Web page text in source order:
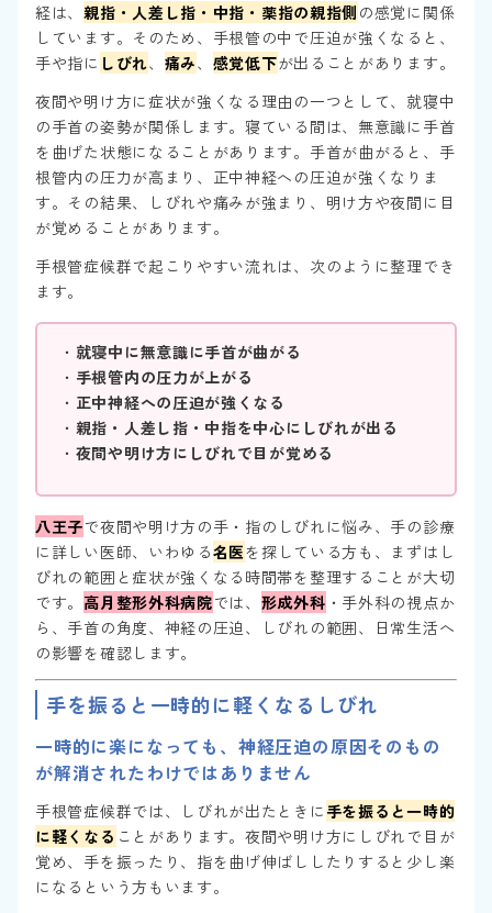
経は、親指・人差し指・中指・薬指の親指側 の感覚に関係
しています。そのため、手根管の中で圧迫が強くなると、
手や指に しびれ、 痛み、 感覚低下が出ることがあります。
夜間や明け方に症状が強くなる理由の一つとして、就寝中
の手首の姿勢が関係します。寝ている間は、無意識に手首
を曲げた状態になることがあります。手首が曲がると、手
根管内の圧力が高まり、正中神経への圧迫が強くなりま
す。その結果、しびれや痛みが強まり、明け方や夜間に目
が覚めることがあります。
手根管症候群で起こりやすい流れは、次のように整理でき
ます。
・ 就寝中に無意識に手首が曲がる
・ 手根管内の圧力が上がる
・ 正中神経への圧迫が強くなる
・ 親指・人差し指・中指を中心にしびれが出る
・ 夜間や明け方にしびれで目が覚める
八王子で夜間や明け方の手・指のしびれに悩み、手の診療
に詳しい医師、いわゆる名医を探している方も、まずはし
びれの範囲と症状が強くなる時間帯を整理することが大切
です。 高月整形外科病院では、 形成外科 ・手外科の視点か
ら、手首の角度、神経の圧迫、しびれの範囲、日常生活へ
の影響を確認します。
手を振ると一時的に軽くなるしびれ
一時的に楽になっても、神経圧迫の原因そのもの
が解消されたわけではありません
手根管症候群では、しびれが出たときに 手を振ると一時的
に軽くなる ことがあります。夜間や明け方にしびれで目が
覚め、手を振ったり、指を曲げ伸ばししたりすると少し楽
になるという方もいます。